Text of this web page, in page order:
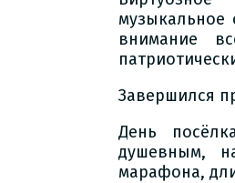
музыкальное
внимание
Завершился
День
душевным,
марафона,